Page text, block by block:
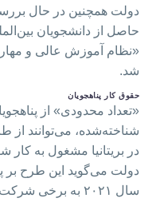
حاصل از دانشجویان
«نظام آموزش عالی و
شد.
حقوق کار پناهجویان
«تعداد محدودی» از
شناخته‌شده، می‌توانند
در بریتانیا مشغول به کار
دولت می‌گوید این طرح بر
سال ۲۰۲۱ به برخی